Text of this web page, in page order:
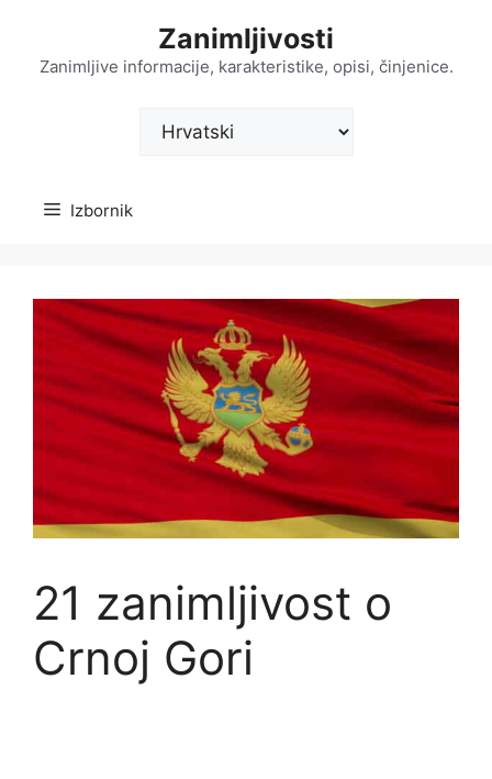
sadržaj
Zanimljivosti
Zanimljive informacije, karakteristike, opisi, činjenice.
Odaberite
Izbornik
21 zanimljivost o
Crnoj Gori